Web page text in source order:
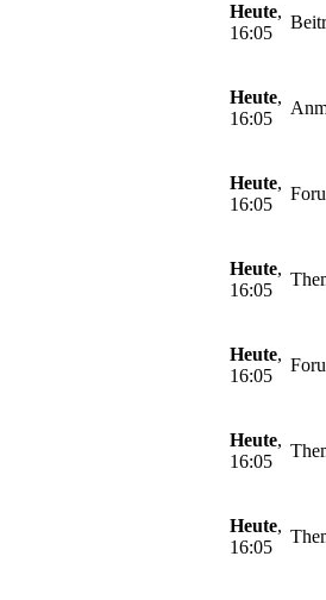
Heute,
16:05
Heute,
16:05
Heute,
16:05
Heute,
16:05
Heute,
16:05
Heute,
16:05
Heute,
16:05